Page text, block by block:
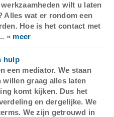
werkzaamheden wilt u laten
Alles wat er rondom een
Hoe is het contact met
» meer
hulp
een mediator. We staan
willen graag alles laten
komt kijken. Dus het
en dergelijke. We
We zijn getrouwd in